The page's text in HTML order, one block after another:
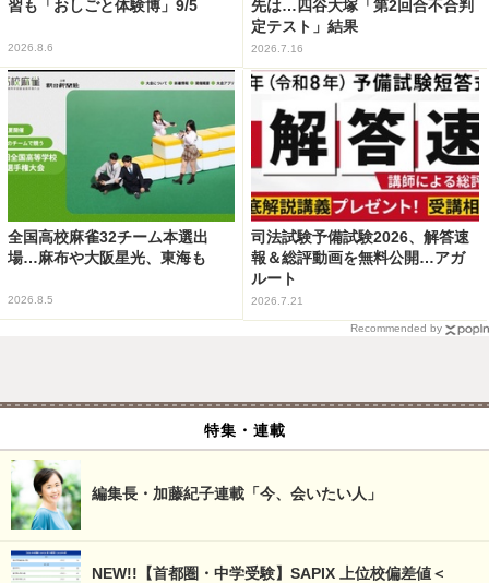
習も「おしごと体験博」9/5
2026.8.6
先は…四谷大塚「第2回合不合判
定テスト」結果
2026.7.16
全国高校麻雀32チーム本選出
場…麻布や大阪星光、東海も
2026.8.5
司法試験予備試験2026、解答速
報＆総評動画を無料公開…アガ
ルート
2026.7.21
Recommended by
特集・連載
編集長・加藤紀子連載「今、会いたい人」
NEW!!【首都圏・中学受験】SAPIX 上位校偏差値＜